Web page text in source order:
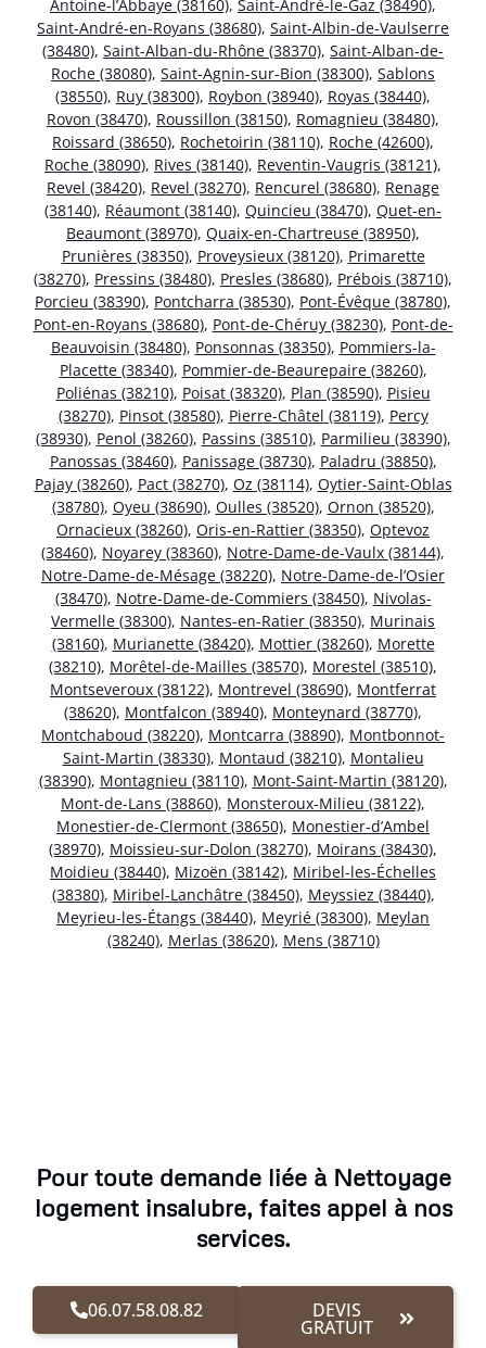
Antoine-l’Abbaye (38160), Saint-André-le-Gaz (38490),
Saint-André-en-Royans (38680), Saint-Albin-de-Vaulserre
(38480), Saint-Alban-du-Rhône (38370), Saint-Alban-de-
Roche (38080), Saint-Agnin-sur-Bion (38300), Sablons
(38550), Ruy (38300), Roybon (38940), Royas (38440),
Rovon (38470), Roussillon (38150), Romagnieu (38480),
Roissard (38650), Rochetoirin (38110), Roche (42600),
Roche (38090), Rives (38140), Reventin-Vaugris (38121),
Revel (38420), Revel (38270), Rencurel (38680), Renage
(38140), Réaumont (38140), Quincieu (38470), Quet-en-
Beaumont (38970), Quaix-en-Chartreuse (38950),
Prunières (38350), Proveysieux (38120), Primarette
(38270), Pressins (38480), Presles (38680), Prébois (38710),
Porcieu (38390), Pontcharra (38530), Pont-Évêque (38780),
Pont-en-Royans (38680), Pont-de-Chéruy (38230), Pont-de-
Beauvoisin (38480), Ponsonnas (38350), Pommiers-la-
Placette (38340), Pommier-de-Beaurepaire (38260),
Poliénas (38210), Poisat (38320), Plan (38590), Pisieu
(38270), Pinsot (38580), Pierre-Châtel (38119), Percy
(38930), Penol (38260), Passins (38510), Parmilieu (38390),
Panossas (38460), Panissage (38730), Paladru (38850),
Pajay (38260), Pact (38270), Oz (38114), Oytier-Saint-Oblas
(38780), Oyeu (38690), Oulles (38520), Ornon (38520),
Ornacieux (38260), Oris-en-Rattier (38350), Optevoz
(38460), Noyarey (38360), Notre-Dame-de-Vaulx (38144),
Notre-Dame-de-Mésage (38220), Notre-Dame-de-l’Osier
(38470), Notre-Dame-de-Commiers (38450), Nivolas-
Vermelle (38300), Nantes-en-Ratier (38350), Murinais
(38160), Murianette (38420), Mottier (38260), Morette
(38210), Morêtel-de-Mailles (38570), Morestel (38510),
Montseveroux (38122), Montrevel (38690), Montferrat
(38620), Montfalcon (38940), Monteynard (38770),
Montchaboud (38220), Montcarra (38890), Montbonnot-
Saint-Martin (38330), Montaud (38210), Montalieu
(38390), Montagnieu (38110), Mont-Saint-Martin (38120),
Mont-de-Lans (38860), Monsteroux-Milieu (38122),
Monestier-de-Clermont (38650), Monestier-d’Ambel
(38970), Moissieu-sur-Dolon (38270), Moirans (38430),
Moidieu (38440), Mizoën (38142), Miribel-les-Échelles
(38380), Miribel-Lanchâtre (38450), Meyssiez (38440),
Meyrieu-les-Étangs (38440), Meyrié (38300), Meylan
(38240), Merlas (38620), Mens (38710)
Pour toute demande liée à Nettoyage
logement insalubre, faites appel à nos
services.
06.07.58.08.82 DEVIS
GRATUIT